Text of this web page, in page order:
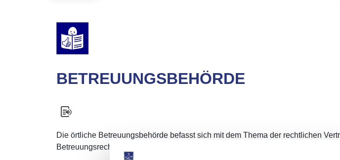
BETREUUNGSBEHÖRDE
Die örtliche Betreuungsbehörde befasst sich mit dem Thema der rechtlichen
Betreuungsrechts und ist Anlaufstelle für Fragen zu den Möglichkeiten der